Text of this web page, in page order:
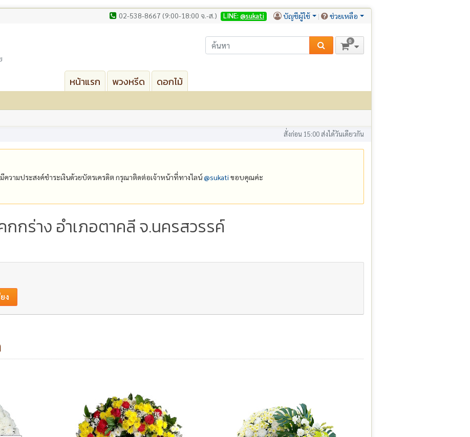
02-538-8667 (9:00-18:00 จ.-ส.) LINE:@sukati บัญชีผู้ใช้ ช่วยเหลือ
0
หน้าแรก พวงหรีด ดอกไม้
สั่งก่อน 15:00 ส่งได้วันเดียวกัน
ความประสงค์ชำระเงินด้วยบัตรเครดิต กรุณาติดต่อเจ้าหน้าที่ทางไลน์@‌sukati ขอบคุณค่ะ
กร่าง อำเภอตาคลี จ.นครสวรรค์